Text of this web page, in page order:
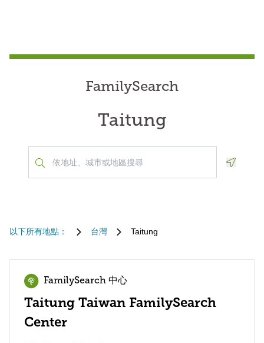
FamilySearch
Taitung
以下所有地點： 台灣 Taitung
FamilySearch 中心
Taitung Taiwan FamilySearch
Center